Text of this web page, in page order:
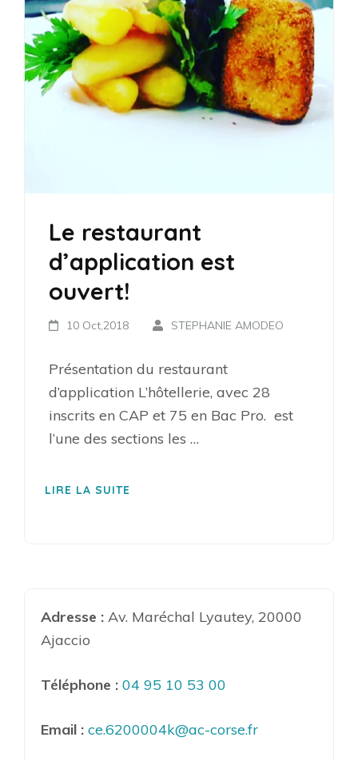
Le restaurant
d’application est
ouvert!
10 Oct,2018 STEPHANIE AMODEO
Présentation du restaurant
d’application L’hôtellerie, avec 28
inscrits en CAP et 75 en Bac Pro. est
l’une des sections les …
LIRE LA SUITE
Adresse : Av. Maréchal Lyautey, 20000
Ajaccio
Téléphone : 04 95 10 53 00
Email : ce.6200004k@ac-corse.fr